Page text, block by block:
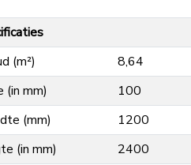
(m²)
8,64
(in mm)
100
(mm)
1200
(in mm)
2400